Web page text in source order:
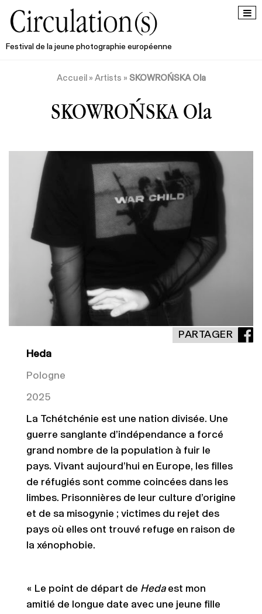
Festival de la jeune photographie européenne
Accueil » Artists » SKOWROŃSKA Ola
SKOWROŃSKA Ola
PARTAGER
Heda
Pologne
2025
La Tchétchénie est une nation divisée. Une
guerre sanglante d’indépendance a forcé
grand nombre de la population à fuir le
pays. Vivant aujourd’hui en Europe, les filles
de réfugiés sont comme coincées dans les
limbes. Prisonnières de leur culture d’origine
et de sa misogynie ; victimes du rejet des
pays où elles ont trouvé refuge en raison de
la xénophobie.
« Le point de départ de Heda est mon
amitié de longue date avec une jeune fille